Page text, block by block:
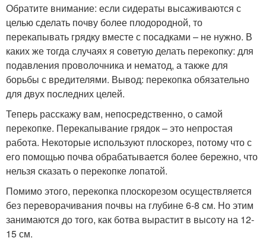
Обратите внимание: если сидераты высаживаются с
целью сделать почву более плодородной, то
перекапывать грядку вместе с посадками – не нужно. В
каких же тогда случаях я советую делать перекопку: для
подавления проволочника и нематод, а также для
борьбы с вредителями. Вывод: перекопка обязательно
для двух последних целей.
Теперь расскажу вам, непосредственно, о самой
перекопке. Перекапывание грядок – это непростая
работа. Некоторые используют плоскорез, потому что с
его помощью почва обрабатывается более бережно, что
нельзя сказать о перекопке лопатой.
Помимо этого, перекопка плоскорезом осуществляется
без переворачивания почвы на глубине 6-8 см. Но этим
занимаются до того, как ботва вырастит в высоту на 12-
15 см.